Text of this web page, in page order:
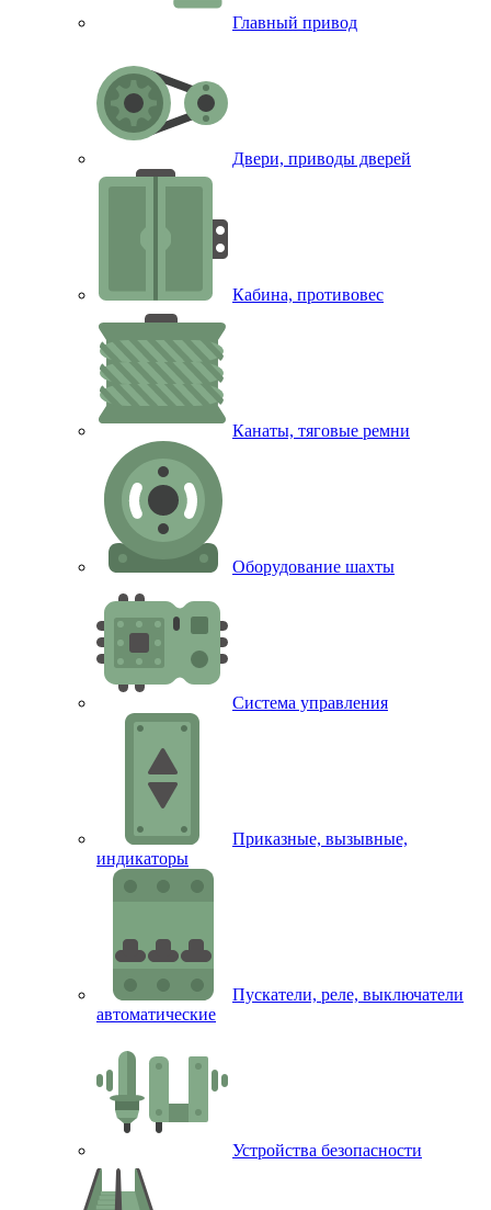
Главный привод
Двери, приводы дверей
Кабина, противовес
Канаты, тяговые ремни
Оборудование шахты
Система управления
Приказные, вызывные,
индикаторы
Пускатели, реле, выключатели
автоматические
Устройства безопасности